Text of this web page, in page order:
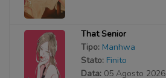
That Senior
Tipo: Manhwa
Stato: Finito
Data: 05 Agosto 2026